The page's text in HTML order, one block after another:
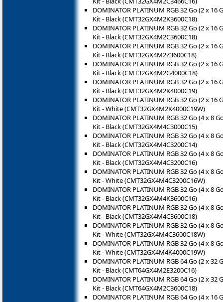
DOMINATOR PLATINUM RGB 32 Go (2 x
Kit - Black (CMT32GX4M2K3600C18)
DOMINATOR PLATINUM RGB 32 Go (2 x
Kit - Black (CMT32GX4M2C3600C18)
DOMINATOR PLATINUM RGB 32 Go (2 x
Kit - Black (CMT32GX4M2Z3600C18)
DOMINATOR PLATINUM RGB 32 Go (2 x
Kit - Black (CMT32GX4M2G4000C18)
DOMINATOR PLATINUM RGB 32 Go (2 x
Kit - Black (CMT32GX4M2K4000C19)
DOMINATOR PLATINUM RGB 32 Go (2 x
Kit - White (CMT32GX4M2K4000C19W)
DOMINATOR PLATINUM RGB 32 Go (4 x 8
Kit - Black (CMT32GX4M4C3000C15)
DOMINATOR PLATINUM RGB 32 Go (4 x 8
Kit - Black (CMT32GX4M4C3200C14)
DOMINATOR PLATINUM RGB 32 Go (4 x 8
Kit - Black (CMT32GX4M4C3200C16)
DOMINATOR PLATINUM RGB 32 Go (4 x 8
Kit - White (CMT32GX4M4C3200C16W)
DOMINATOR PLATINUM RGB 32 Go (4 x 8
Kit - Black (CMT32GX4M4K3600C16)
DOMINATOR PLATINUM RGB 32 Go (4 x 8
Kit - Black (CMT32GX4M4C3600C18)
DOMINATOR PLATINUM RGB 32 Go (4 x 8
Kit - White (CMT32GX4M4C3600C18W)
DOMINATOR PLATINUM RGB 32 Go (4 x 8
Kit - White (CMT32GX4M4K4000C19W)
DOMINATOR PLATINUM RGB 64 Go (2 x
Kit - Black (CMT64GX4M2E3200C16)
DOMINATOR PLATINUM RGB 64 Go (2 x
Kit - Black (CMT64GX4M2C3600C18)
DOMINATOR PLATINUM RGB 64 Go (4 x